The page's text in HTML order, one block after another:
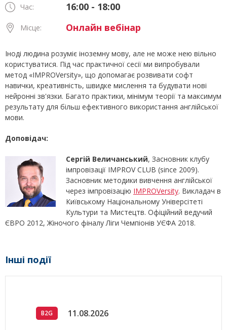
Час: 16:00 - 18:00
Місце: Онлайн вебінар
Іноді людина розуміє іноземну мову, але не може нею вільно
користуватися. Під час практичної сесії ми випробували
метод «IMPROVersity», що допомагає розвивати софт
навички, креативність, швидке мислення та будувати нові
нейронні зв'язки. Багато практики, мінімум теорії та максимум
результату для більш ефективного використання англійської
мови.
Доповідач:
Сергій Величанський, Засновник клубу
імпровізації IMPROV CLUB (since 2009).
Засновник методики вивчення англійської
через імпровізацію IMPROVersity. Викладач в
Київському Національному Універсітеті
Культури та Мистецтв. Офіційний ведучий
ЄВРО 2012, Жіночого фіналу Ліги Чемпіонів УЄФА 2018.
Інші події
B2G 11.08.2026